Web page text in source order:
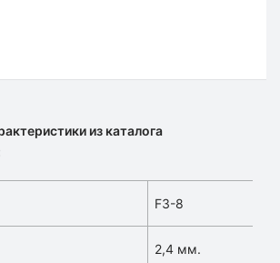
из каталога
F3-8
2,4 мм.